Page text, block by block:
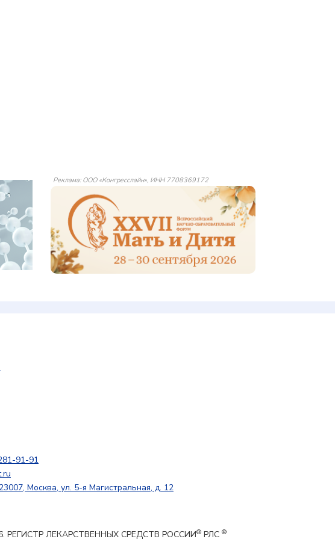
Реклама: ООО «Конгресслайн», ИНН 7708369172
91-91
Москва, ул. 5-я Магистральная, д. 12
РЕГИСТР ЛЕКАРСТВЕННЫХ СРЕДСТВ РОССИИ® РЛС ®